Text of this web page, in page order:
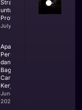
Strategis
untuk Bisnis
Profesional
July 23, 2026
Apa Itu CV
Perusahaan
dan
Bagaimana
Cara
Kerjanya
June 25,
2026